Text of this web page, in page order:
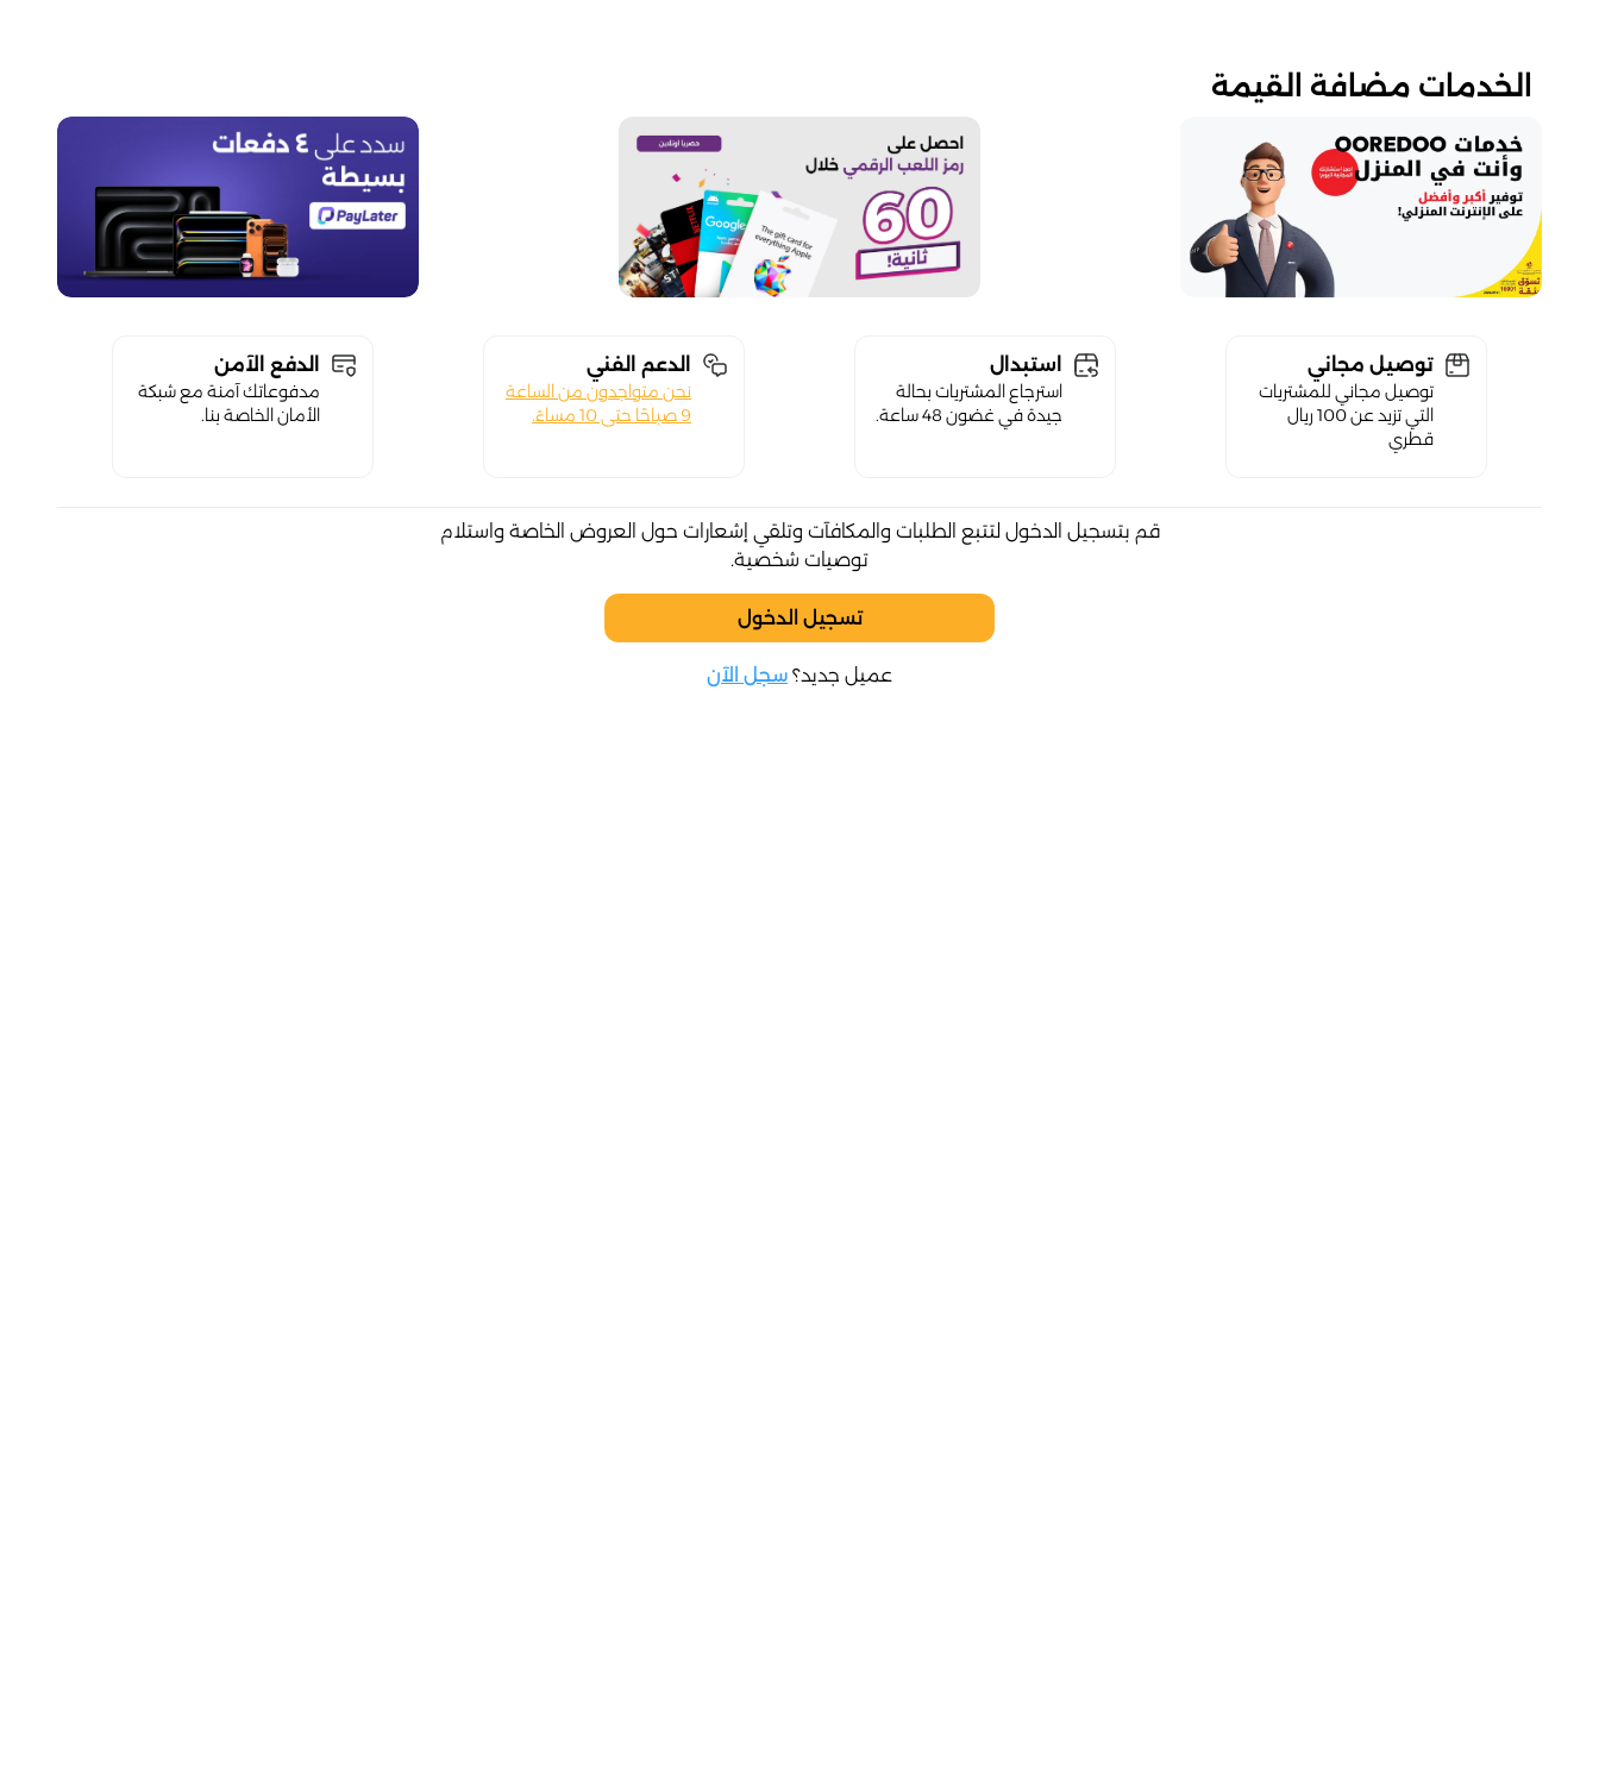
الخدمات مضافة القيمة
توصيل مجاني
توصيل مجاني للمشتريات
التي تزيد عن 100 ريال
قطري
استبدال
استرجاع المشتريات بحالة
جيدة في غضون 48 ساعة.
الدعم الفني
نحن متواجدون من الساعة
9 صباحًا حتى 10 مساءً.
الدفع الآمن
مدفوعاتك آمنة مع شبكة
الأمان الخاصة بنا.
قم بتسجيل الدخول لتتبع الطلبات والمكافآت وتلقي إشعارات حول العروض الخاصة واستلام
توصيات شخصية.
تسجيل الدخول
عميل جديد؟ سجل الآن